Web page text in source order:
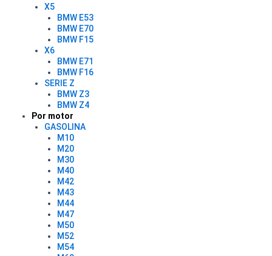
X5
BMW E53
BMW E70
BMW F15
X6
BMW E71
BMW F16
SERIE Z
BMW Z3
BMW Z4
Por motor
GASOLINA
M10
M20
M30
M40
M42
M43
M44
M47
M50
M52
M54